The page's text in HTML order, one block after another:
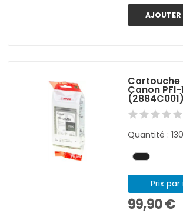
AJOUTER
Cartouche
Canon PFI-
Quantité :
Prix
99,90 €